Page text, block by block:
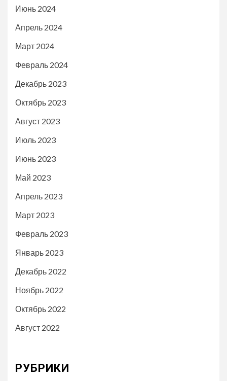
Июнь 2024
Апрель 2024
Март 2024
Февраль 2024
Декабрь 2023
Октябрь 2023
Август 2023
Июль 2023
Июнь 2023
Май 2023
Апрель 2023
Март 2023
Февраль 2023
Январь 2023
Декабрь 2022
Ноябрь 2022
Октябрь 2022
Август 2022
РУБРИКИ